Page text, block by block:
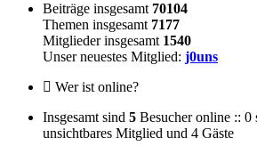
Beiträge insgesamt 70104
Themen insgesamt 7177
Mitglieder insgesamt 1540
Unser neuestes Mitglied: j0uns
Wer ist online?
Insgesamt sind 5 Besucher online :: 0
unsichtbares Mitglied und 4 Gäste